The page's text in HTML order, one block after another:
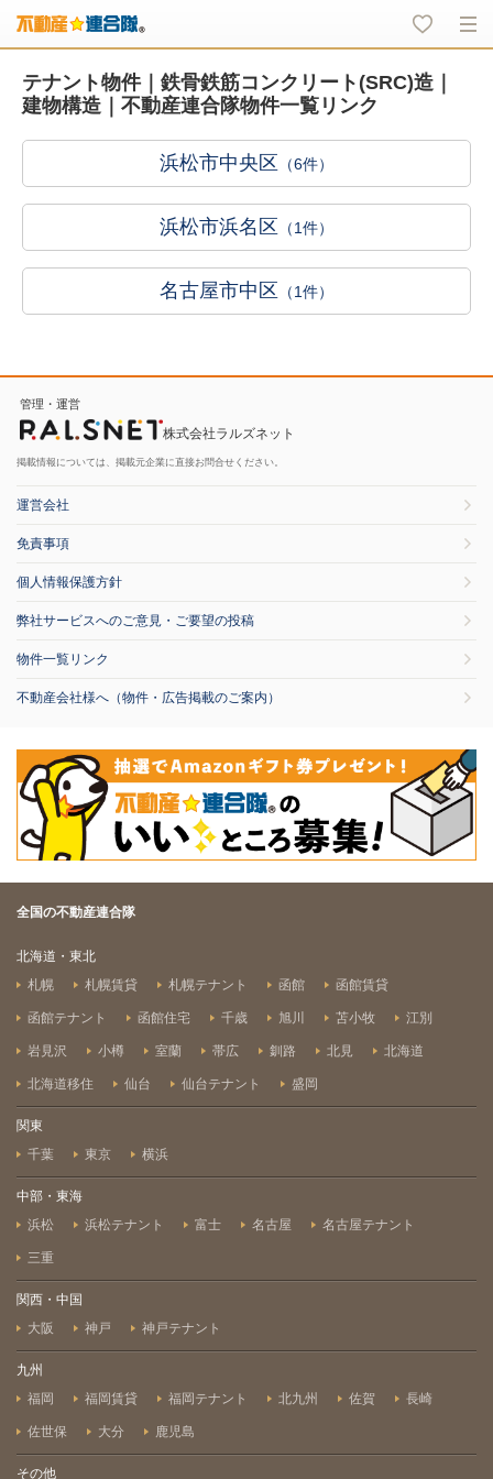
テナント物件｜鉄骨鉄筋コンクリート(SRC)造｜
建物構造｜不動産連合隊物件一覧リンク
浜松市中央区 （6件）
浜松市浜名区 （1件）
名古屋市中区 （1件）
管理・運営
株式会社ラルズネット
掲載情報については、掲載元企業に直接お問合せください。
運営会社
免責事項
個人情報保護方針
弊社サービスへのご意見・ご要望の投稿
物件一覧リンク
不動産会社様へ（物件・広告掲載のご案内）
全国の不動産連合隊
北海道・東北
札幌
札幌賃貸 札幌テナント 函館 函館賃貸
函館テナント 函館住宅 千歳 旭川 苫小牧 江別
岩見沢 小樽 室蘭 帯広 釧路 北見 北海道
北海道移住 仙台 仙台テナント 盛岡
関東
千葉
東京 横浜
中部・東海
浜松
浜松テナント 富士 名古屋 名古屋テナント
三重
関西・中国
大阪
神戸 神戸テナント
九州
福岡
福岡賃貸 福岡テナント 北九州 佐賀 長崎
佐世保 大分 鹿児島
その他